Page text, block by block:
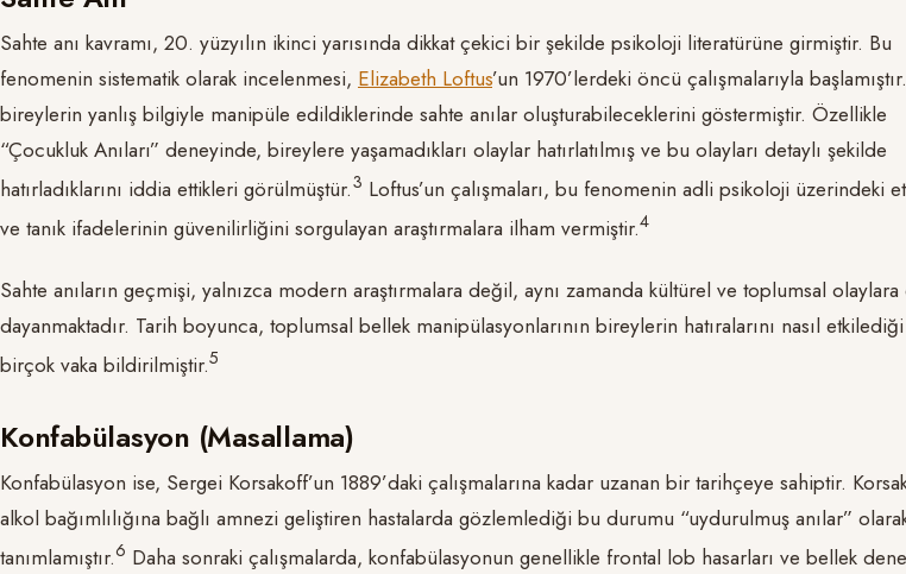
Sahte anı kavramı, 20. yüzyılın ikinci yarısında dikkat çekici bir şekilde psikoloji literatürüne girmiştir. Bu
fenomenin sistematik olarak incelenmesi, Elizabeth Loftus’un 1970’lerdeki öncü çalışmalarıyla
bireylerin yanlış bilgiyle manipüle edildiklerinde sahte anılar oluşturabileceklerini göstermiştir. Özellikle
“Çocukluk Anıları” deneyinde, bireylere yaşamadıkları olaylar hatırlatılmış ve bu olayları detaylı şekilde
hatırladıklarını iddia ettikleri görülmüştür.​3​ Loftus’un çalışmaları, bu fenomenin adli psikoloji üzerindeki
ve tanık ifadelerinin güvenilirliğini sorgulayan araştırmalara ilham vermiştir.​4​
Sahte anıların geçmişi, yalnızca modern araştırmalara değil, aynı zamanda kültürel ve toplumsal olaylara
dayanmaktadır. Tarih boyunca, toplumsal bellek manipülasyonlarının bireylerin hatıralarını nasıl
birçok vaka bildirilmiştir.​5​
Konfabülasyon (Masallama)
Konfabülasyon ise, Sergei Korsakoff’un 1889’daki çalışmalarına kadar uzanan bir tarihçeye sahiptir.
alkol bağımlılığına bağlı amnezi geliştiren hastalarda gözlemlediği bu durumu “uydurulmuş anılar”
tanımlamıştır.​6​ Daha sonraki çalışmalarda, konfabülasyonun genellikle frontal lob hasarları ve bellek